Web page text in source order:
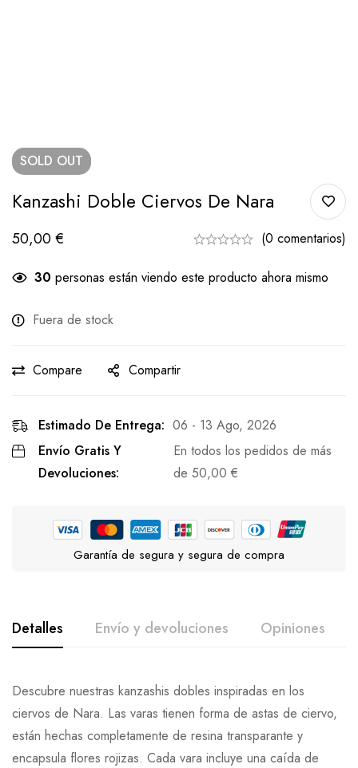
SOLD OUT
Kanzashi Doble Ciervos De Nara
50,00€ (0 comentarios)
30 personas están viendo este producto ahora mismo
Fuera de stock
Compare Compartir
Estimado De Entrega: 06 - 13 Ago, 2026
Envío Gratis Y
Devoluciones:
En todos los pedidos de más
de50,00€
Garantía de segura y segura de compra
Detalles Envío y devoluciones Opiniones
Descubre nuestras kanzashis dobles inspiradas en los
ciervos de Nara. Las varas tienen forma de astas de ciervo,
están hechas completamente de resina transparante y
encapsula flores rojizas. Cada vara incluye una caída de